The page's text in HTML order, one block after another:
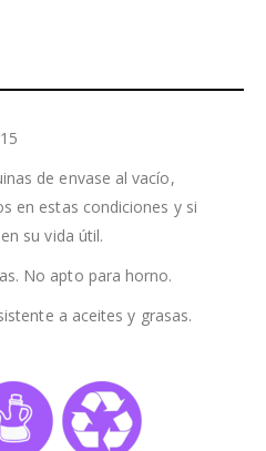
de envase al vacío,
en estas condiciones y si
su vida útil.
No apto para horno.
a aceites y grasas.